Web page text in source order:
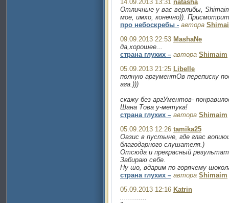
14.09.2013 13:31 natasha
Отличные у вас верлибы,
мое, имхо, конечно)).
про небоскребы - автора
09.09.2013 22:53 MashaNe
да,хорошее...
страна глухих – автора Shimaim
05.09.2013 21:25 Libelle
полную аргументОв переписку
ага.)))
скажу без аргУментов-
Шана Това у-метука!
страна глухих – автора Shimaim
05.09.2013 12:26 tamika25
Оазис в пустыне, где глас
благодарного слушателя.)
Отсюда и прекрасный
Забираю себе.
Ну шо, вдарим по горячему
страна глухих – автора Shimaim
05.09.2013 12:16 Katrin
.............